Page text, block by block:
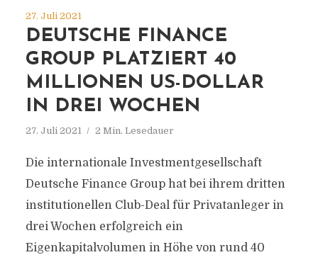
27. Juli 2021
DEUTSCHE FINANCE
GROUP PLATZIERT 40
MILLIONEN US-DOLLAR
IN DREI WOCHEN
27. Juli 2021 2 Min. Lesedauer
Die internationale Investmentgesellschaft
Deutsche Finance Group hat bei ihrem dritten
institutionellen Club-Deal für Privatanleger in
drei Wochen erfolgreich ein
Eigenkapitalvolumen in Höhe von rund 40